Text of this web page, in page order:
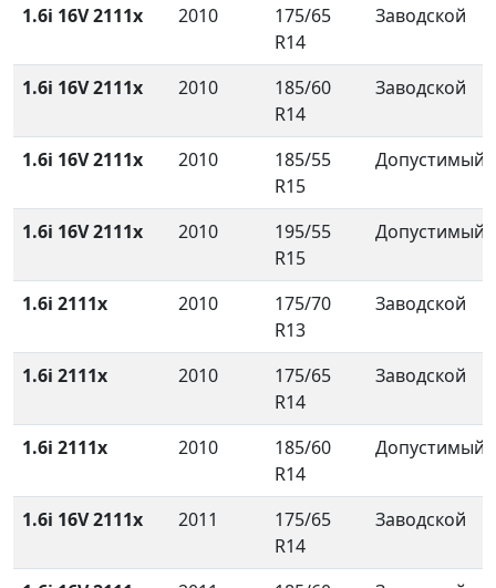
1.6i 16V 2111x 2010
175/65
R14
Заводской
1.6i 16V 2111x 2010
185/60
R14
Заводской
1.6i 16V 2111x 2010
185/55
R15
Допустимый
1.6i 16V 2111x 2010
195/55
R15
Допустимый
1.6i 2111x 2010
175/70
R13
Заводской
1.6i 2111x 2010
175/65
R14
Заводской
1.6i 2111x 2010
185/60
R14
Допустимый
1.6i 16V 2111x 2011
175/65
R14
Заводской